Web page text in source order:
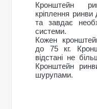
Кронштейн
кріплення ринви
та завдає
системи.
Кожен
до 75 кг.
відстані не
Кронштейн
шурупами.